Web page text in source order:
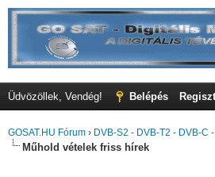
Üdvözöllek, Vendég! Belépés
GOSAT.HU Fórum › DVB-S2 - DVB-T2 - DVB-C
Műhold vételek friss hírek